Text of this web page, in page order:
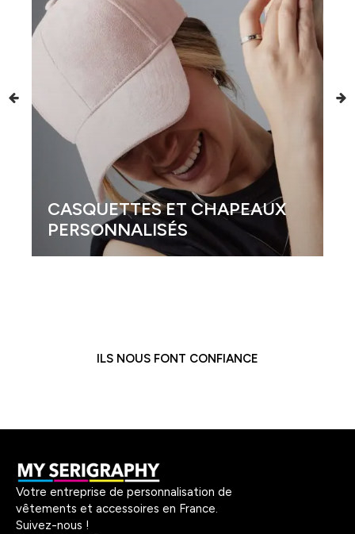
CASQUETTES ET CHAPEAUX
PERSONNALISÉS
ILS NOUS FONT CONFIANCE
Votre entreprise de personnalisation de
vêtements et accessoires en France.
Suivez-nous !